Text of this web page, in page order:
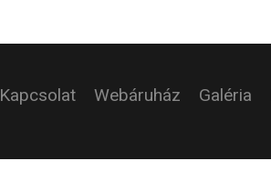
Kapcsolat Webáruház Galéria